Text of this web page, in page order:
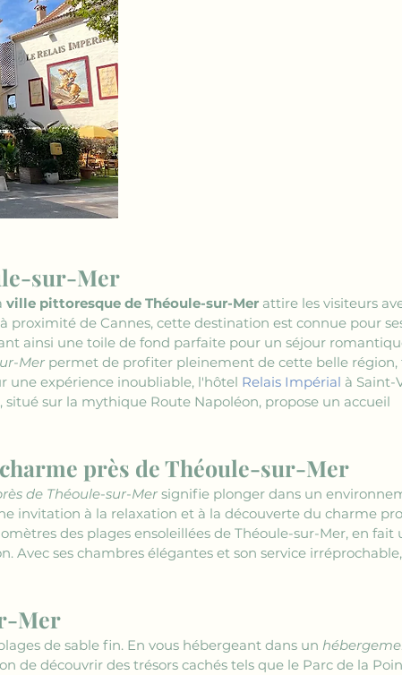
sur-Mer
ville pittoresque de Théoule-sur-Mer attire les visiteurs
proximité de Cannes, cette destination est connue pour
ainsi une toile de fond parfaite pour un séjour
Mer permet de profiter pleinement de cette belle région,
une expérience inoubliable, l'hôtel Relais Impérial à Saint-
sur la mythique Route Napoléon, propose un accueil
près de Théoule-sur-Mer
de Théoule-sur-Mer signifie plonger dans un
invitation à la relaxation et à la découverte du charme
des plages ensoleillées de Théoule-sur-Mer, en fait
Avec ses chambres élégantes et son service
Mer
de sable fin. En vous hébergeant dans un
de découvrir des trésors cachés tels que le Parc de la